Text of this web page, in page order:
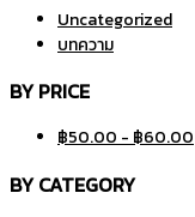
Uncategorized
บทความ
BY PRICE
฿50.00-฿60.00
BY CATEGORY